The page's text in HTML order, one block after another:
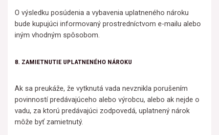
O výsledku posúdenia a vybavenia uplatneného nároku
bude kupujúci informovaný prostredníctvom e-mailu alebo
iným vhodným spôsobom.
8. ZAMIETNUTIE UPLATNENÉHO NÁROKU
Ak sa preukáže, že vytknutá vada nevznikla porušením
povinností predávajúceho alebo výrobcu, alebo ak nejde o
vadu, za ktorú predávajúci zodpovedá, uplatnený nárok
môže byť zamietnutý.